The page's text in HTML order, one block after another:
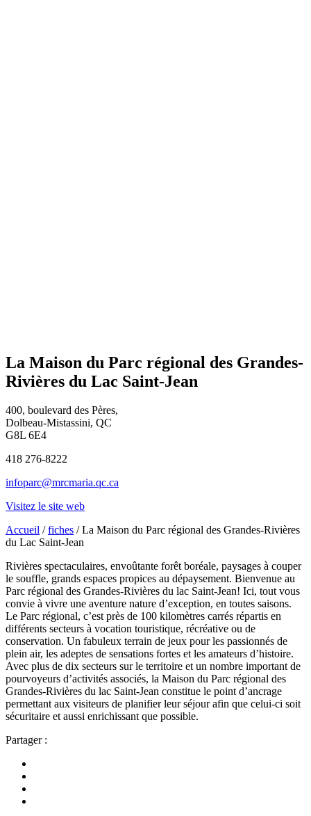
La Maison du Parc régional des Grandes-
Rivières du Lac Saint-Jean
400, boulevard des Pères,
Dolbeau-Mistassini, QC
G8L 6E4
418 276-8222
infoparc@mrcmaria.qc.ca
Visitez le site web
Accueil /fiches / La Maison du Parc régional des Grandes-Rivières
du Lac Saint-Jean
Rivières spectaculaires, envoûtante forêt boréale, paysages à couper
le souffle, grands espaces propices au dépaysement. Bienvenue au
Parc régional des Grandes-Rivières du lac Saint-Jean! Ici, tout vous
convie à vivre une aventure nature d’exception, en toutes saisons.
Le Parc régional, c’est près de 100 kilomètres carrés répartis en
différents secteurs à vocation touristique, récréative ou de
conservation. Un fabuleux terrain de jeux pour les passionnés de
plein air, les adeptes de sensations fortes et les amateurs d’histoire.
Avec plus de dix secteurs sur le territoire et un nombre important de
pourvoyeurs d’activités associés, la Maison du Parc régional des
Grandes-Rivières du lac Saint-Jean constitue le point d’ancrage
permettant aux visiteurs de planifier leur séjour afin que celui-ci soit
sécuritaire et aussi enrichissant que possible.
Partager :